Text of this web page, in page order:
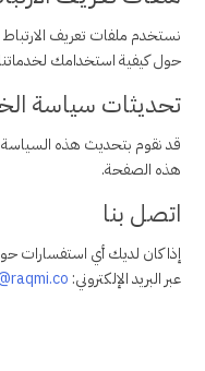
نستخدم ملفات تعريف
حول كيفية استخدامك
تحديثات سياسة
قد نقوم بتحديث هذه
هذه الصفحة.
اتصل بنا
إذا كان لديك أي استفسارات
عبر البريد الإلكتروني: